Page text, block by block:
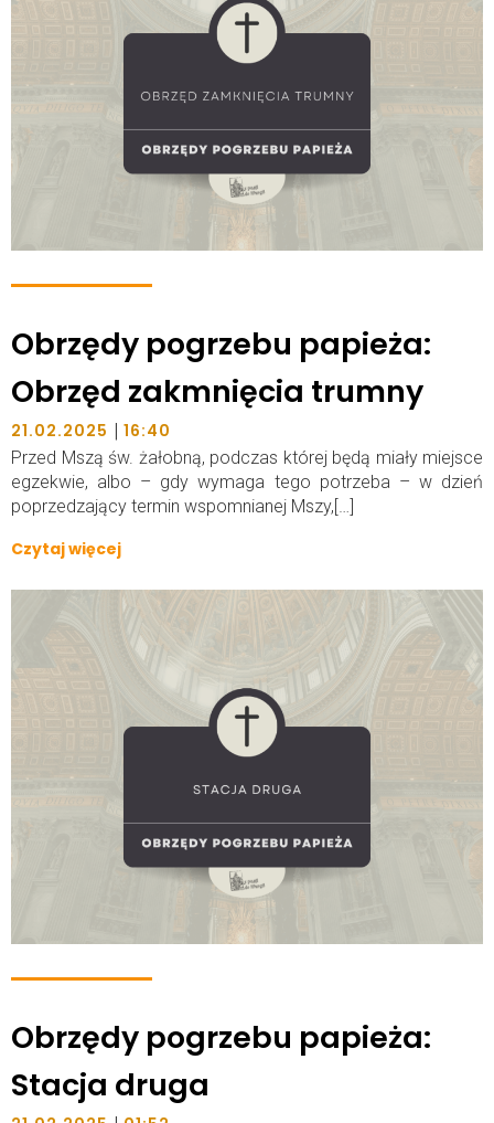
Obrzędy pogrzebu papieża:
Obrzęd zakmnięcia trumny
21.02.2025 | 16:40
Przed Mszą św. żałobną, podczas której będą miały miejsce
egzekwie, albo – gdy wymaga tego potrzeba – w dzień
poprzedzający termin wspomnianej Mszy,[…]
Czytaj więcej
Obrzędy pogrzebu papieża:
Stacja druga